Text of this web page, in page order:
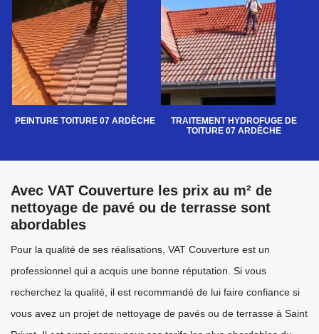
PEINTURE TOITURE 07 ARDÈCHE
TRAITEMENT HYDROFUGE DE
TOITURE 07 ARDÈCHE
Avec VAT Couverture les prix au m² de
nettoyage de pavé ou de terrasse sont
abordables
Pour la qualité de ses réalisations, VAT Couverture est un
professionnel qui a acquis une bonne réputation. Si vous
recherchez la qualité, il est recommandé de lui faire confiance si
vous avez un projet de nettoyage de pavés ou de terrasse à Saint